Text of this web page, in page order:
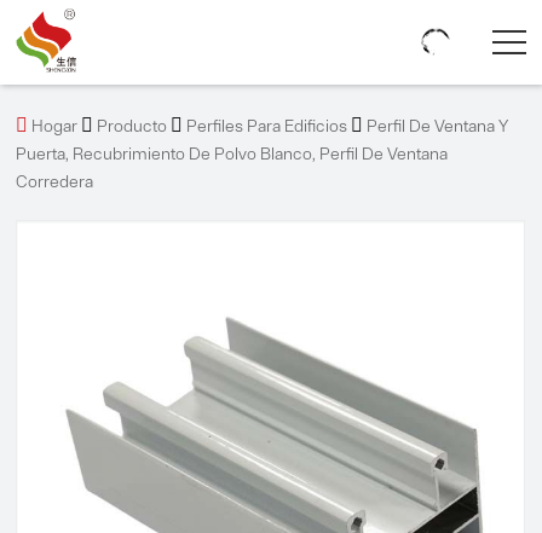
 Hogar  Producto  Perfiles Para Edificios  Perfil De Ventana Y
Puerta, Recubrimiento De Polvo Blanco, Perfil De Ventana
Corredera